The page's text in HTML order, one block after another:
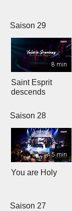
Saison 29
8 min
Saint Esprit
descends
Saison 28
5 min
You are Holy
Saison 27